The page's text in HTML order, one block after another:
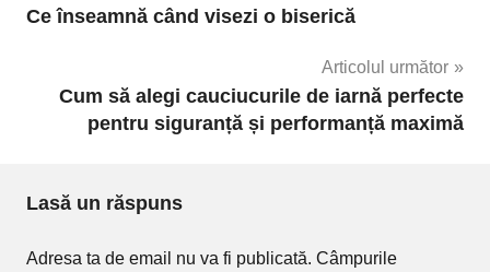
articole
Ce înseamnă când visezi o biserică
Articolul următor
Cum să alegi cauciucurile de iarnă perfecte
pentru siguranță și performanță maximă
Lasă un răspuns
Adresa ta de email nu va fi publicată. Câmpurile